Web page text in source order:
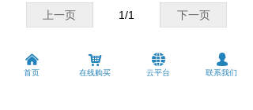
上一页 下一页
1/1
낀
首页
낙
在线购买
뀁
云平台
넙
联系我们